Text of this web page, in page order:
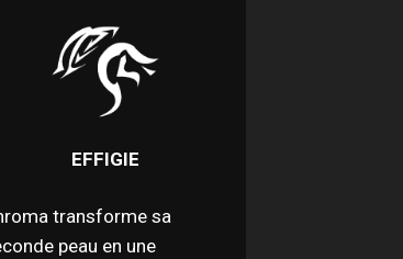
EFFIGIE
transforme sa
peau en une